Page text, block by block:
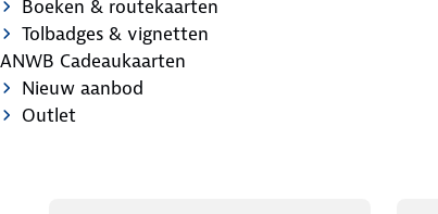
Boeken & routekaarten
Tolbadges & vignetten
ANWB Cadeaukaarten
Nieuw aanbod
Outlet